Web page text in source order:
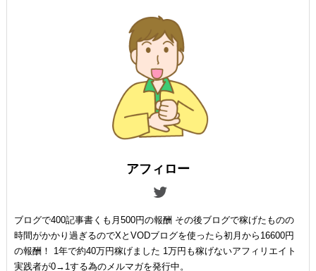
アフィロー
ブログで400記事書くも月500円の報酬 その後ブログで稼げたものの
時間がかかり過ぎるのでXとVODブログを使ったら初月から16600円
の報酬！ 1年で約40万円稼げました 1万円も稼げないアフィリエイト
実践者が0→1する為のメルマガを発行中。